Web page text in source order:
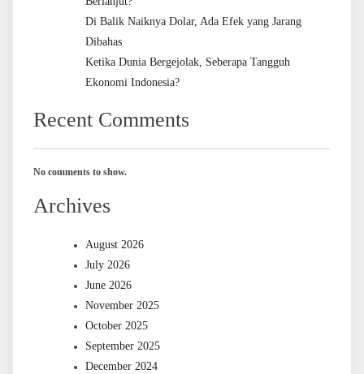
Di Balik Naiknya Dolar, Ada Efek yang Jarang
Dibahas
Ketika Dunia Bergejolak, Seberapa Tangguh
Ekonomi Indonesia?
Recent Comments
No comments to show.
Archives
August 2026
July 2026
June 2026
November 2025
October 2025
September 2025
December 2024